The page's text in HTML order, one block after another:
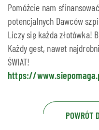
Pomóżcie nam
potencjalnych Dawców
Liczy się każda złotówka!
Każdy gest, nawet
ŚWIAT!
https://
POWRÓT